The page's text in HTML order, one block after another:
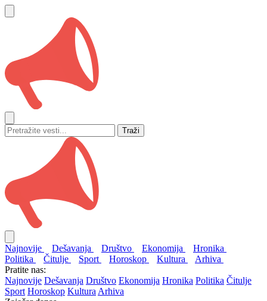
Traži
Najnovije Dešavanja Društvo Ekonomija
Hronika
Politika
Čitulje Sport Horoskop Kultura
Arhiva
Pratite nas:
Najnovije Dešavanja Društvo Ekonomija Hronika Politika Čitulje
Sport Horoskop Kultura Arhiva